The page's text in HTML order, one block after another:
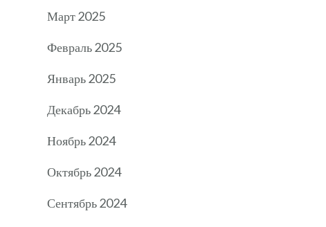
Март 2025
Февраль 2025
Январь 2025
Декабрь 2024
Ноябрь 2024
Октябрь 2024
Сентябрь 2024